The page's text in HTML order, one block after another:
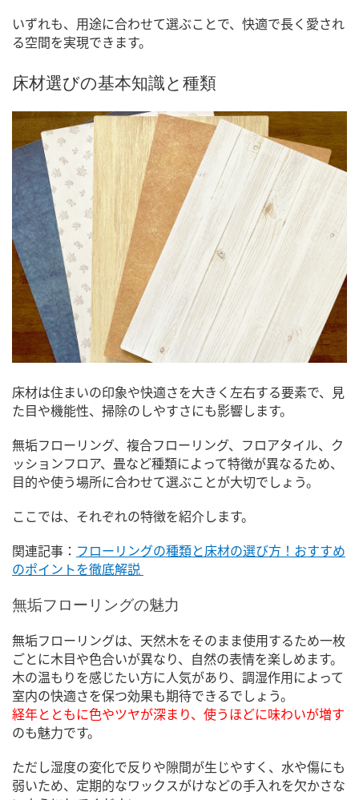
いずれも、用途に合わせて選ぶことで、快適で長く愛され
る空間を実現できます。
床材選びの基本知識と種類
床材は住まいの印象や快適さを大きく左右する要素で、見
た目や機能性、掃除のしやすさにも影響します。
無垢フローリング、複合フローリング、フロアタイル、ク
ッションフロア、畳など種類によって特徴が異なるため、
目的や使う場所に合わせて選ぶことが大切でしょう。
ここでは、それぞれの特徴を紹介します。
関連記事： フローリングの種類と床材の選び方！おすすめ
のポイントを徹底解説
無垢フローリングの魅力
無垢フローリングは、天然木をそのまま使用するため一枚
ごとに木目や色合いが異なり、自然の表情を楽しめます。
木の温もりを感じたい方に人気があり、調湿作用によって
室内の快適さを保つ効果も期待できるでしょう。
経年とともに色やツヤが深まり、使うほどに味わいが増す
のも魅力です。
ただし湿度の変化で反りや隙間が生じやすく、水や傷にも
弱いため、定期的なワックスがけなどの手入れを欠かさな